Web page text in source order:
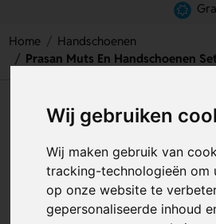
Wij gebruiken
Wij maken gebruik van
tracking-technologieën om
op onze website te
gepersonaliseerde inhoud
Gratis digitaal
Home
Handschoenen
Prasan Muts En Handschoenen
Prasan Muts En
Artikelnummer:124764